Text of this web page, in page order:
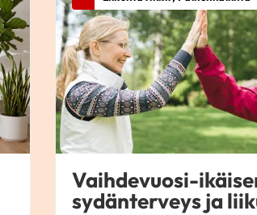
Vaihdevuosi-
sydänterveys ja